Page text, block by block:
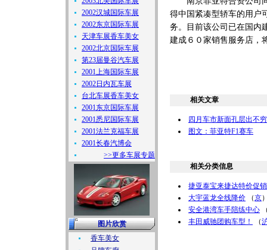
2002汉城国际车展
2002东京国际车展
天津车展香车美女
2002北京国际车展
第23届曼谷汽车展
2001上海国际车展
2002日内瓦车展
台北车展香车美女
2001东京国际车展
2001悉尼国际车展
2001法兰克福车展
2001长春汽博会
>>更多车展专题
图片欣赏
香车美女
得中国紧凑型轿车的用户
务。目前该公司已在国内
建成６０家销售服务店，
相关文章
四月车市新面孔层出不
图文：菲亚特F1赛车
相关分类信息
捷亚泰宝来捷达特价促销
大宇蓝龙全线降价 （京
安全港湾车手陪练中心
丰田威驰团购车型！
（